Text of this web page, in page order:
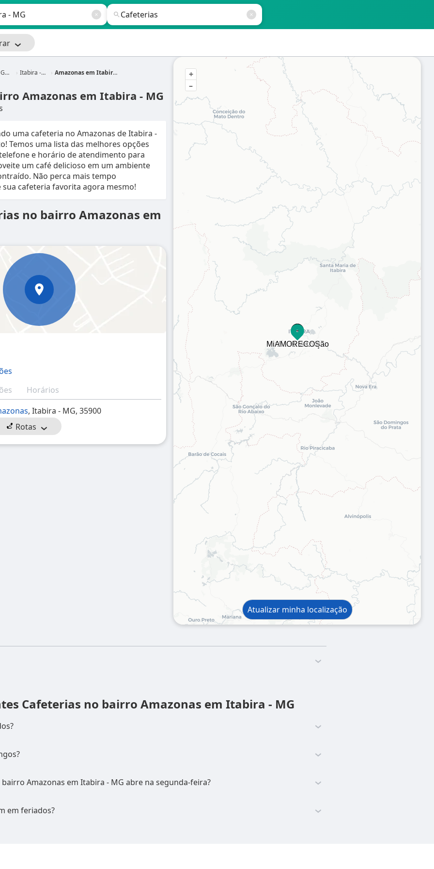
Itabira - MG Amazonas em Itabira - MG
Amazonas em Itabira - MG
uma cafeteria no Amazonas de Itabira -
Temos uma lista das melhores opções
e horário de atendimento para
um café delicioso em um ambiente
Não perca mais tempo
cafeteria favorita agora mesmo!
no bairro Amazonas em
Horários
, Itabira - MG, 35900
Rotas
+
–
Atualizar minha localização
Cafeterias no bairro Amazonas em Itabira - MG
Amazonas em Itabira - MG abre na segunda-feira?
em feriados?